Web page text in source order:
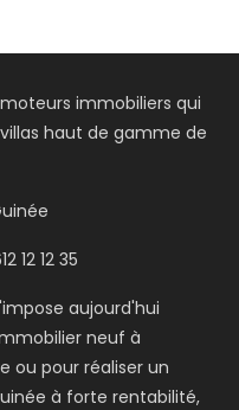
immobiliers qui
haut de gamme de
12 12 35
aujourd'hui
neuf à
ou pour réaliser un
à forte rentabilité,